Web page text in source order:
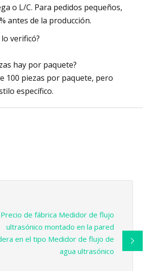
o L/C. Para pedidos pequeños,
antes de la producción.
verificó?
hay por paquete?
100 piezas por paquete, pero
específico.
Precio de fábrica Medidor de flujo
ultrasónico montado en la pared
en el tipo Medidor de flujo de
agua ultrasónico